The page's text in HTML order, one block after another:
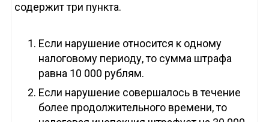
содержит три пункта.
Если нарушение относится к одному
налоговому периоду, то сумма штрафа
равна 10 000 рублям.
Если нарушение совершалось в течение
более продолжительного времени, то